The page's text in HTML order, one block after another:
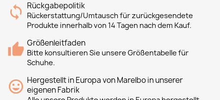
Rückgabepolitik
Rückerstattung/Umtausch für zurückgesendete
Produkte innerhalb von 14 Tagen nach dem Kauf.
Größenleitfaden
Bitte konsultieren Sie unsere Größentabelle für
Schuhe.
Hergestellt in Europa von Marelbo in unserer
eigenen Fabrik